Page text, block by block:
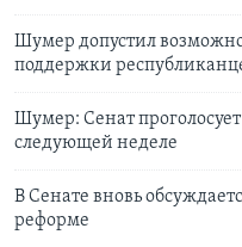
Шумер допустил
поддержки
Шумер: Сенат
следующей неделе
В Сенате вновь
реформе